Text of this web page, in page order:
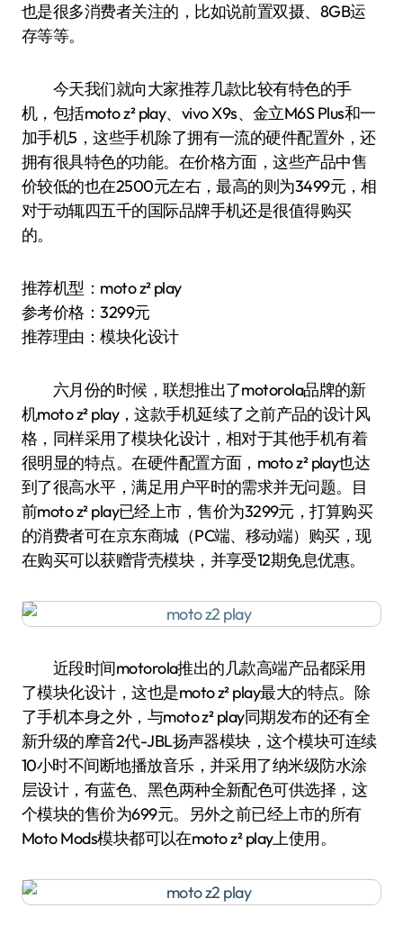
也是很多消费者关注的，比如说前置双摄、8GB运
存等等。
今天我们就向大家推荐几款比较有特色的手
机，包括moto z² play、vivo X9s、金立M6S Plus和一
加手机5，这些手机除了拥有一流的硬件配置外，还
拥有很具特色的功能。在价格方面，这些产品中售
价较低的也在2500元左右，最高的则为3499元，相
对于动辄四五千的国际品牌手机还是很值得购买
的。
推荐机型：moto z² play
参考价格：3299元
推荐理由：模块化设计
六月份的时候，联想推出了motorola品牌的新
机moto z² play，这款手机延续了之前产品的设计风
格，同样采用了模块化设计，相对于其他手机有着
很明显的特点。在硬件配置方面，moto z² play也达
到了很高水平，满足用户平时的需求并无问题。目
前moto z² play已经上市，售价为3299元，打算购买
的消费者可在京东商城（PC端、移动端）购买，现
在购买可以获赠背壳模块，并享受12期免息优惠。
近段时间motorola推出的几款高端产品都采用
了模块化设计，这也是moto z² play最大的特点。除
了手机本身之外，与moto z² play同期发布的还有全
新升级的摩音2代-JBL扬声器模块，这个模块可连续
10小时不间断地播放音乐，并采用了纳米级防水涂
层设计，有蓝色、黑色两种全新配色可供选择，这
个模块的售价为699元。另外之前已经上市的所有
Moto Mods模块都可以在moto z² play上使用。